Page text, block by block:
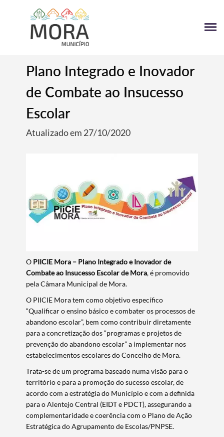
Plano Integrado e Inovador
de Combate ao Insucesso
Escolar
Atualizado em 27/10/2020
O PIICIE Mora – Plano Integrado e Inovador de
Combate ao Insucesso Escolar de Mora, é promovido
pela Câmara Municipal de Mora​.
O PIICIE Mora tem como objetivo específico
“Qualificar o ensino básico e combater os processos de
abandono escolar”, bem como contribuir diretamente
para a concretização dos “programas e projetos de
prevenção do abandono escolar” a implementar nos
estabelecimentos escolares do Concelho de Mora.
Trata-se de um programa baseado numa visão para o
território e para a promoção do sucesso escolar, de
acordo com a estratégia do Município e com a definida
para o Alentejo Central (EIDT e PDCT), assegurando a
complementaridade e coerência com o Plano de Ação
Estratégica do Agrupamento de Escolas/PNPSE.